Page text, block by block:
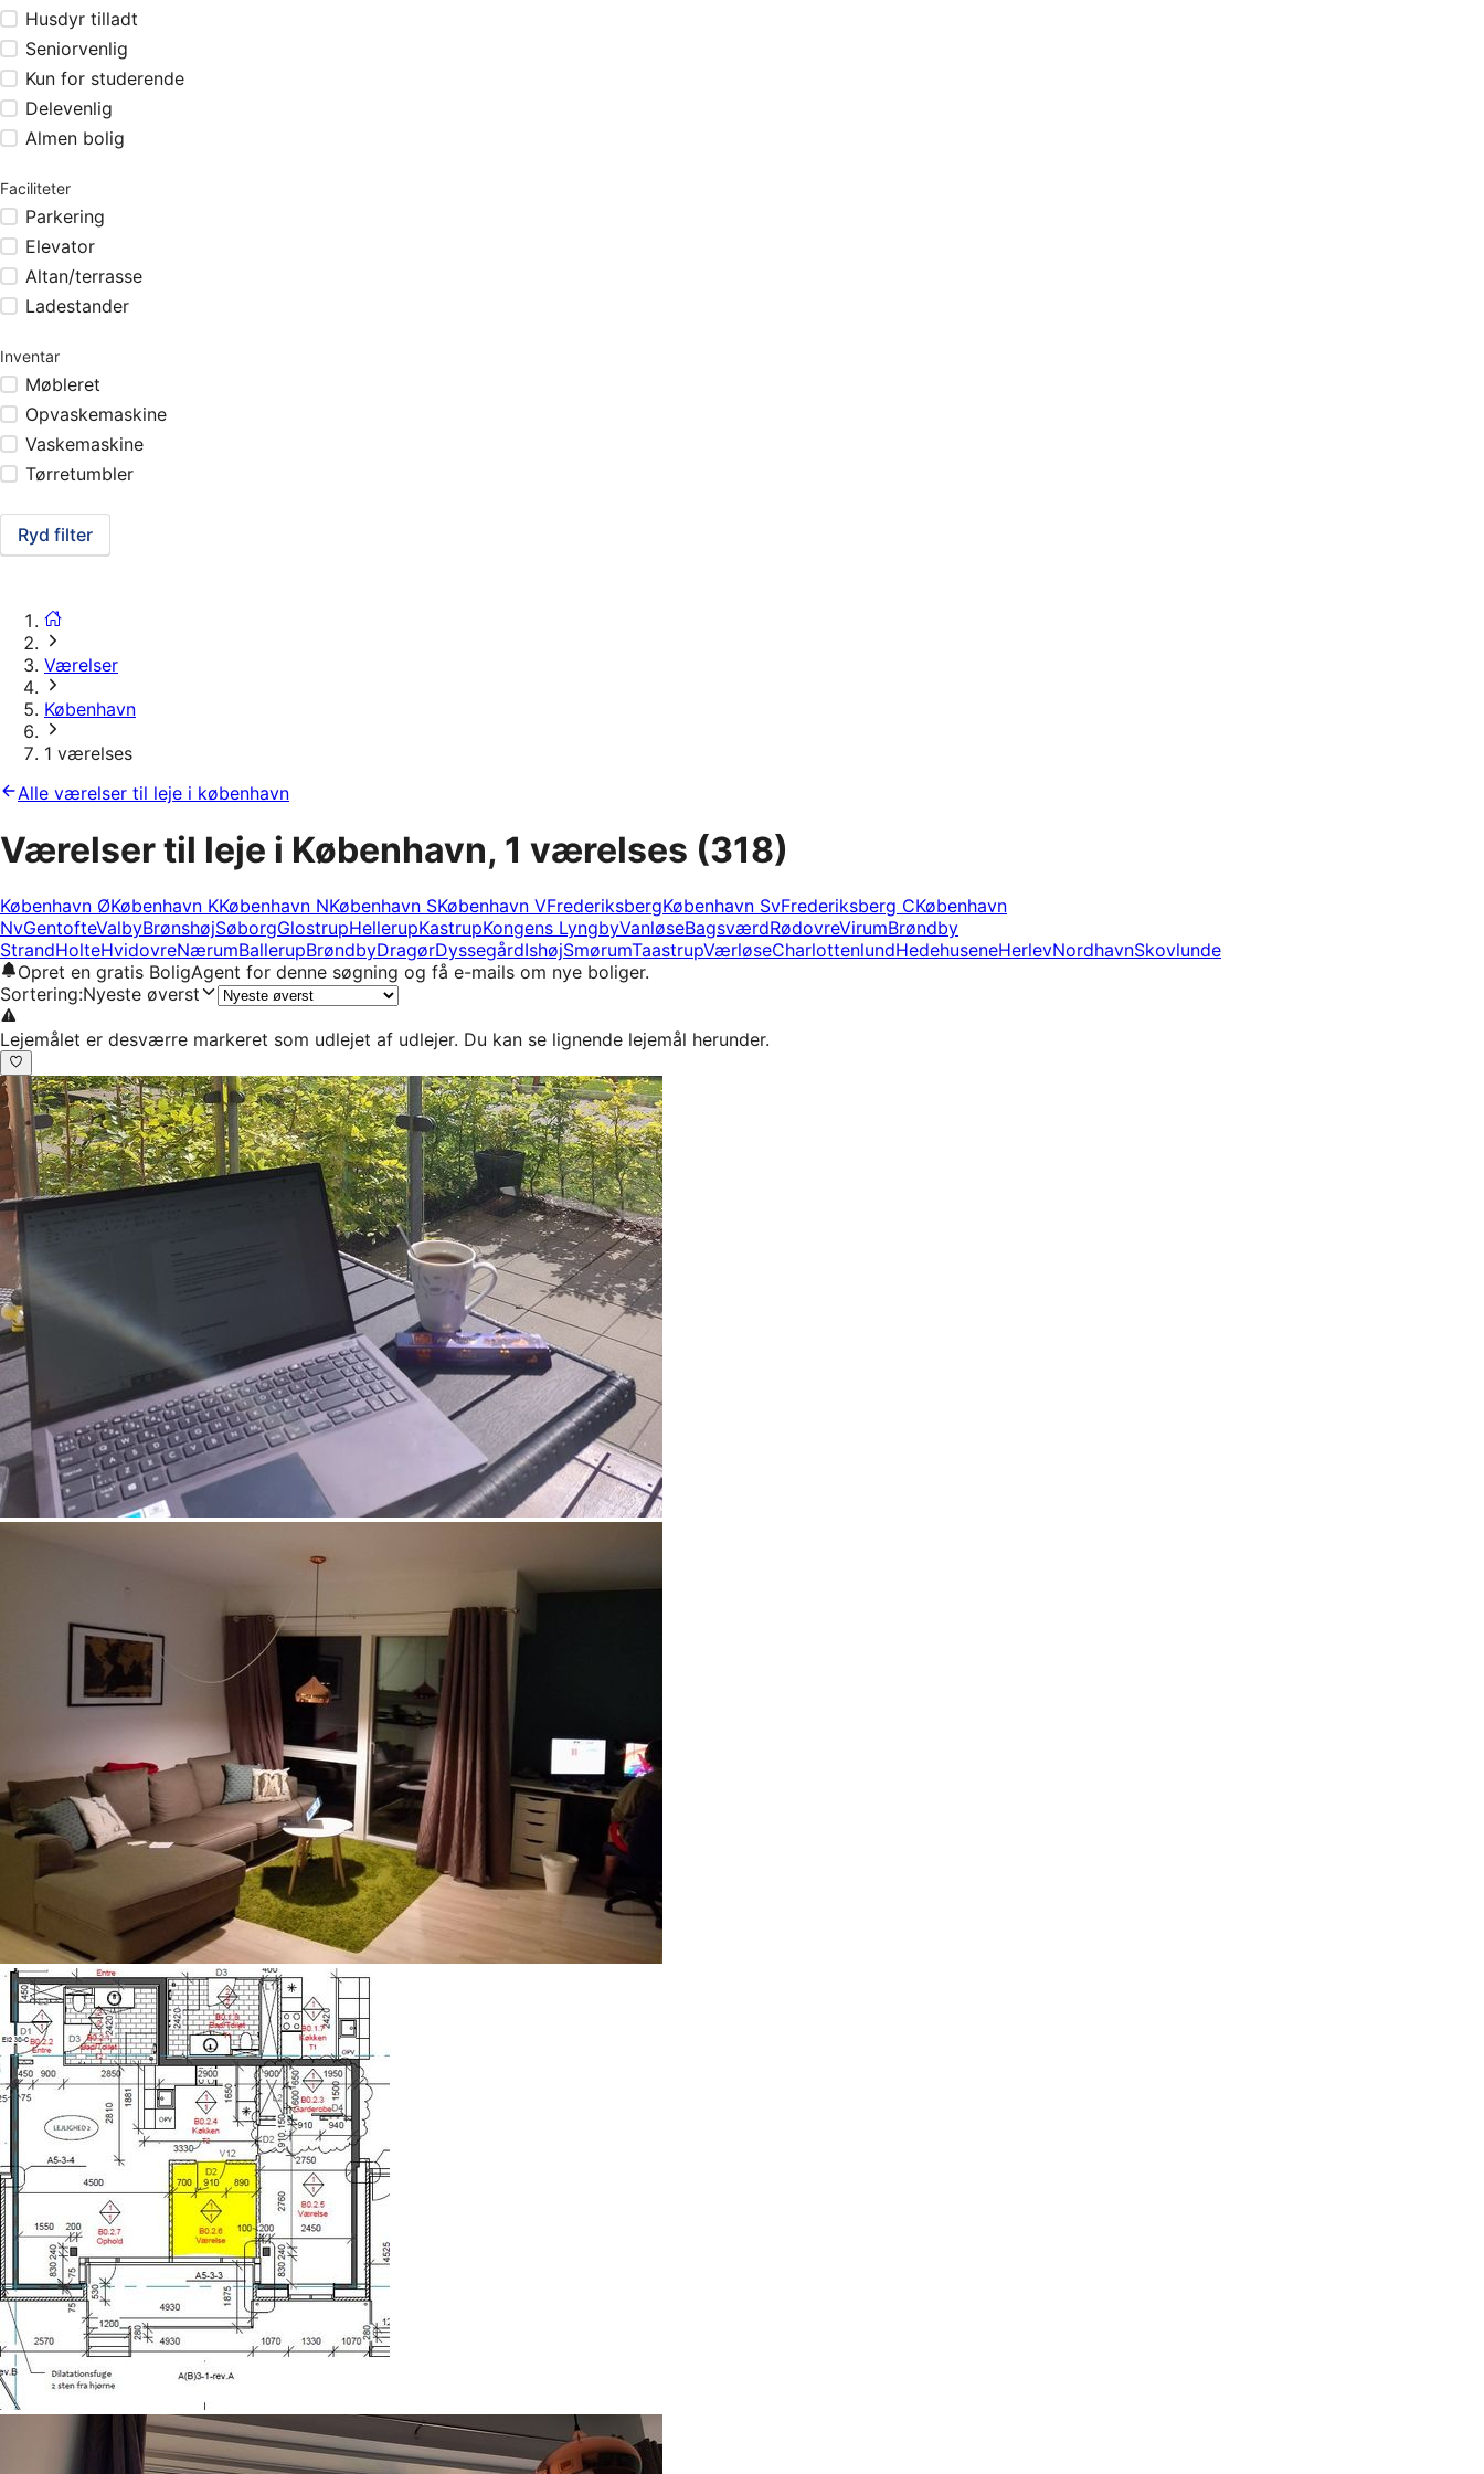
Husdyr tilladt
Seniorvenlig
Kun for studerende
Delevenlig
Almen bolig
Faciliteter
Parkering
Elevator
Altan/terrasse
Ladestander
Inventar
Møbleret
Opvaskemaskine
Vaskemaskine
Tørretumbler
Ryd filter
Værelser
København
1 værelses
Alle værelser til leje i københavn
Værelser til leje i København, 1 værelses (318)
København ØKøbenhavn KKøbenhavn NKøbenhavn SKøbenhavn VFrederiksbergKøbenhavn SvFrederiksberg CKøbenhavn
NvGentofteValbyBrønshøjSøborgGlostrupHellerupKastrupKongens LyngbyVanløseBagsværdRødovreVirumBrøndby
StrandHolteHvidovreNærumBallerupBrøndbyDragørDyssegårdIshøjSmørumTaastrupVærløseCharlottenlundHedehuseneHerlevNordhavnSkovlunde
Opret en gratis BoligAgent for denne søgning og få e-mails om nye boliger.
Sortering:Nyeste øverst
Lejemålet er desværre markeret som udlejet af udlejer. Du kan se lignende lejemål herunder.